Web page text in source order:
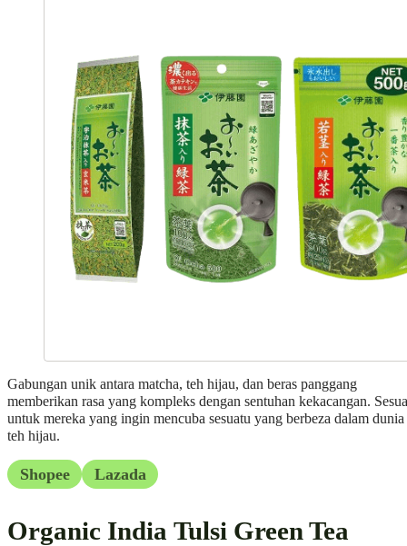
Gabungan unik antara matcha, teh hijau, dan beras panggang
memberikan rasa yang kompleks dengan sentuhan kekacangan.
untuk mereka yang ingin mencuba sesuatu yang berbeza dalam dunia
teh hijau.
Shopee Lazada
Organic India Tulsi Green Tea